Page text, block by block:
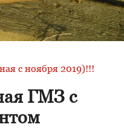
с ноября 2019)!!!
ГМЗ с